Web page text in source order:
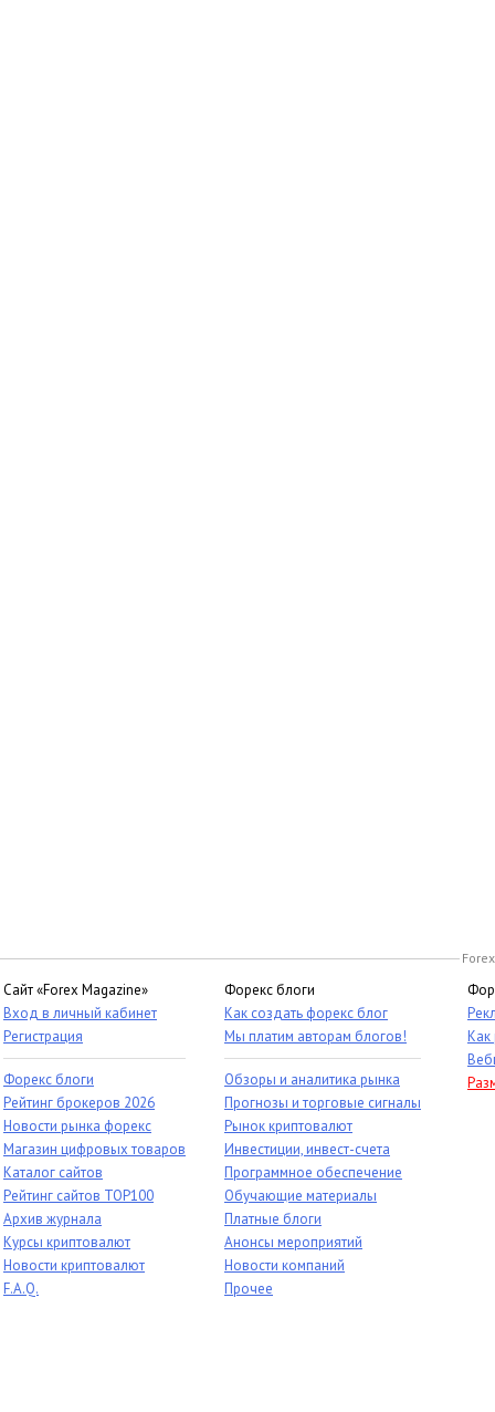
Сайт «Forex Magazine»
Вход в личный кабинет
Регистрация
Форекс блоги
Рейтинг брокеров 2026
Новости рынка форекс
Магазин цифровых товаров
Каталог сайтов
Рейтинг сайтов TOP100
Архив журнала
Курсы криптовалют
Новости криптовалют
F.A.Q.
Форекс блоги
Как создать форекс блог
Мы платим авторам блогов!
Обзоры и аналитика рынка
Прогнозы и торговые сигналы
Рынок криптовалют
Инвестиции, инвест-счета
Программное обеспечение
Обучающие материалы
Платные блоги
Анонсы мероприятий
Новости компаний
Прочее
Как